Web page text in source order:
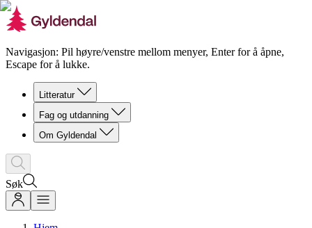
Navigasjon: Pil høyre/venstre mellom menyer, Enter for å åpne,
Escape for å lukke.
Litteratur
Fag og utdanning
Om Gyldendal
Søk